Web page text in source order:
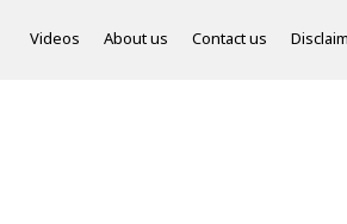
Videos About us Contact us